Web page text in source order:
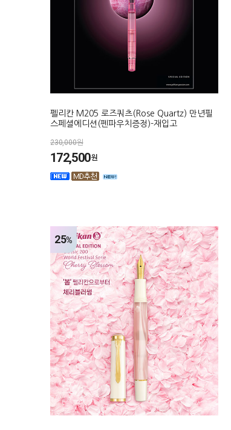
펠리칸 M205 로즈쿼츠(Rose Quartz) 만년필
스페셜에디션(펜파우치증정)-재입고
230,000원
172,500원
25%